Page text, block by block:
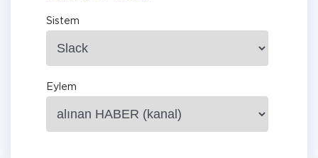
Sistem
Eylem